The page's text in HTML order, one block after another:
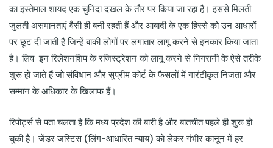
का इस्तेमाल शायद एक चुनिंदा दखल के तौर पर किया जा रहा है। इससे मिलती-
जुलती असमानताएं वैसी ही बनी रहती हैं और आबादी के एक हिस्से को उन आधारों
पर छूट दी जाती है जिन्हें बाकी लोगों पर लगातार लागू करने से इनकार किया जाता
है। लिव-इन रिलेशनशिप के रजिस्ट्रेशन को लागू करने से निगरानी के ऐसे तरीके
शुरू हो जाते हैं जो संविधान और सुप्रीम कोर्ट के फैसलों में गारंटीकृत निजता और
सम्मान के अधिकार के खिलाफ हैं।
रिपोर्ट्स से पता चलता है कि मध्य प्रदेश की बारी है और बातचीत पहले ही शुरू हो
चुकी है। जेंडर जस्टिस (लिंग-आधारित न्याय) को लेकर गंभीर कानून में हर